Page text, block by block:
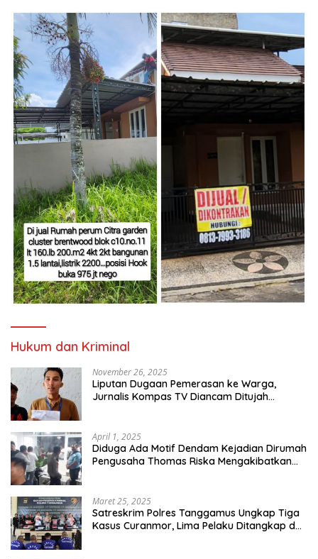
Hukum dan Kriminal
November 26, 2025
Liputan Dugaan Pemerasan ke Warga,
Jurnalis Kompas TV Diancam Ditujah
April 1, 2025
Diduga Ada Motif Dendam Kejadian Dirumah
Pengusaha Thomas Riska Mengakibatkan
Maret 25, 2025
Satreskrim Polres Tanggamus Ungkap Tiga
Kasus Curanmor, Lima Pelaku Ditangkap dan